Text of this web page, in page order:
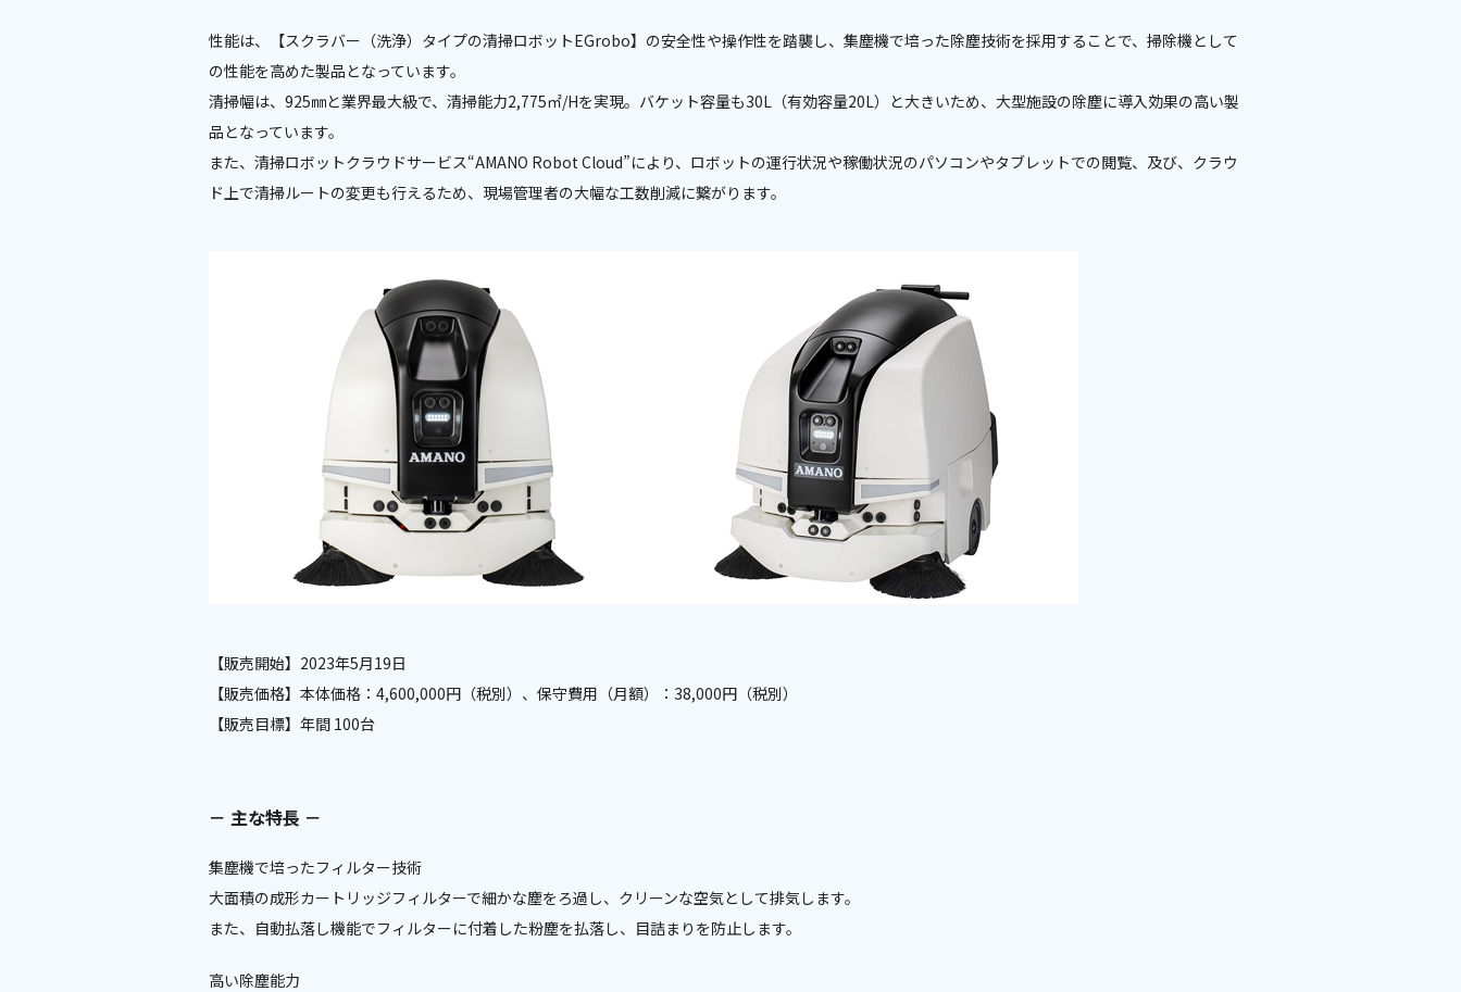
性能は、【スクラバー（洗浄）タイプの清掃ロボットEGrobo】の安全性や操作性を踏襲し、集塵機で培った除塵技術を採用することで、掃除機として
の性能を高めた製品となっています。
清掃幅は、925㎜と業界最大級で、清掃能力2,775㎡/Hを実現。バケット容量も30L（有効容量20L）と大きいため、大型施設の除塵に導入効果の高い製
品となっています。
また、清掃ロボットクラウドサービス“AMANO Robot Cloud”により、ロボットの運行状況や稼働状況のパソコンやタブレットでの閲覧、及び、クラウ
ド上で清掃ルートの変更も行えるため、現場管理者の大幅な工数削減に繋がります。
【販売開始】2023年5月19日
【販売価格】本体価格：4,600,000円（税別）、保守費用（月額）：38,000円（税別）
【販売目標】年間 100台
－ 主な特長 －
集塵機で培ったフィルター技術
大面積の成形カートリッジフィルターで細かな塵をろ過し、クリーンな空気として排気します。
また、自動払落し機能でフィルターに付着した粉塵を払落し、目詰まりを防止します。
高い除塵能力